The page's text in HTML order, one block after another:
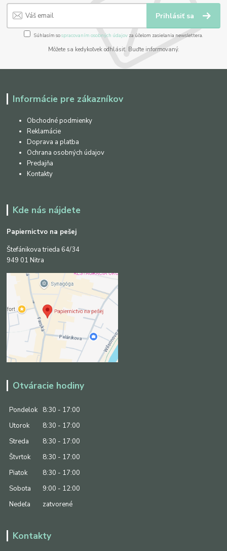
Prihlásiť sa
Súhlasím sospracovaním osobných údajov za účelom zasielania newslettera.
Môžete sa kedykoľvek odhlásiť. Buďte informovaný.
Informácie pre zákazníkov
Obchodné podmienky
Reklamácie
Doprava a platba
Ochrana osobných údajov
Predajňa
Kontakty
Kde nás nájdete
Papiernictvo na pešej
Štefánikova trieda 64/34
949 01 Nitra
Otváracie hodiny
Pondelok
8:30 - 17:00
Utorok
8:30 - 17:00
Streda
8:30 - 17:00
Štvrtok
8:30 - 17:00
Piatok
8:30 - 17:00
Sobota
9:00 - 12:00
Nedeľa
zatvorené
Kontakty